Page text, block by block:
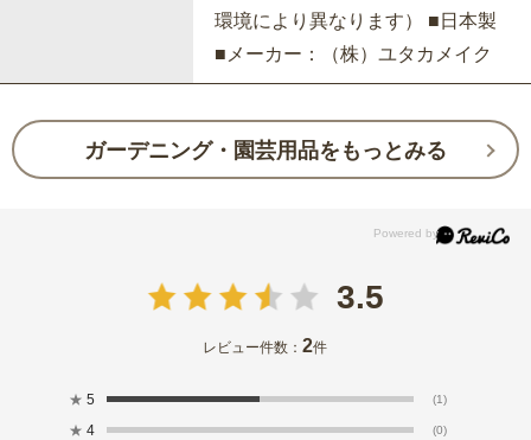
環境により異なります） ■日本製
■メーカー：（株）ユタカメイク
ガーデニング・園芸用品をもっとみる
3.5
レビュー件数：2件
★ 5 (1)
★ 4 (0)